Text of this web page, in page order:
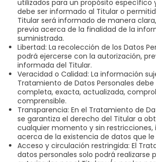
utilizados para un propósito específico
debe ser informado al Titular o
Titular será informado de manera
previa acerca de la finalidad de la
suministrada.
Libertad: La recolección de los Datos
podrá ejercerse con la autorización,
informada del Titular.
Veracidad o Calidad: La información
Tratamiento de Datos Personales debe
completa, exacta, actualizada,
comprensible.
Transparencia: En el Tratamiento de
se garantiza el derecho del Titular a
cualquier momento y sin
acerca de la existencia de datos que
Acceso y circulación restringida: El
datos personales solo podrá realizarse